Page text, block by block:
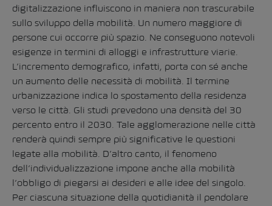
digitalizzazione influiscono in maniera non trascurabile
sullo sviluppo della mobilità. Un numero maggiore di
persone cui occorre più spazio. Ne conseguono notevoli
esigenze in termini di alloggi e infrastrutture viarie.
L’incremento demografico, infatti, porta con sé anche
un aumento delle necessità di mobilità. Il termine
urbanizzazione indica lo spostamento della residenza
verso le città. Gli studi prevedono una densità del 30
percento entro il 2030. Tale agglomerazione nelle città
renderà quindi sempre più significative le questioni
legate alla mobilità. D’altro canto, il fenomeno
dell’individualizzazione impone anche alla mobilità
l’obbligo di piegarsi ai desideri e alle idee del singolo.
Per ciascuna situazione della quotidianità il pendolare